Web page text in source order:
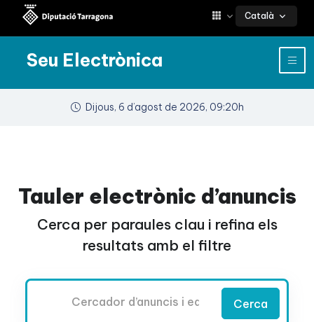
Català
Seu Electrònica
Dijous, 6 d’agost de 2026, 09:20h
Tauler electrònic d’anuncis
Cerca per paraules clau i refina els
resultats amb el filtre
Cerca